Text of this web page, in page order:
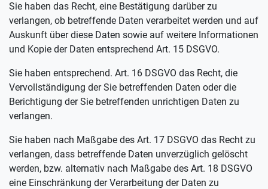
Sie haben das Recht, eine Bestätigung darüber zu
verlangen, ob betreffende Daten verarbeitet werden und auf
Auskunft über diese Daten sowie auf weitere Informationen
und Kopie der Daten entsprechend Art. 15 DSGVO.
Sie haben entsprechend. Art. 16 DSGVO das Recht, die
Vervollständigung der Sie betreffenden Daten oder die
Berichtigung der Sie betreffenden unrichtigen Daten zu
verlangen.
Sie haben nach Maßgabe des Art. 17 DSGVO das Recht zu
verlangen, dass betreffende Daten unverzüglich gelöscht
werden, bzw. alternativ nach Maßgabe des Art. 18 DSGVO
eine Einschränkung der Verarbeitung der Daten zu